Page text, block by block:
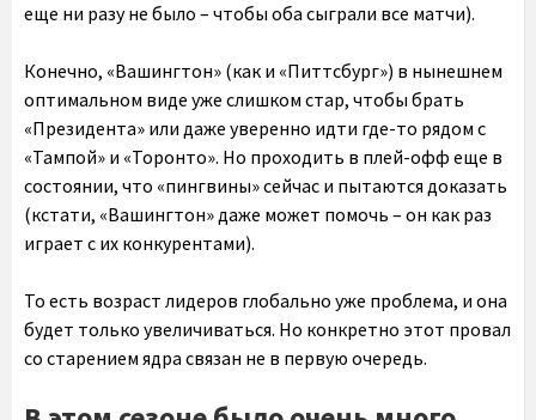
еще ни разу не было – чтобы оба сыграли все матчи).
Конечно, «Вашингтон» (как и «Питтсбург») в нынешнем
оптимальном виде уже слишком стар, чтобы брать
«Президента» или даже уверенно идти где-то рядом с
«Тампой» и «Торонто». Но проходить в плей-офф еще в
состоянии, что «пингвины» сейчас и пытаются доказать
(кстати, «Вашингтон» даже может помочь – он как раз
играет с их конкурентами).
То есть возраст лидеров глобально уже проблема, и она
будет только увеличиваться. Но конкретно этот провал
со старением ядра связан не в первую очередь.